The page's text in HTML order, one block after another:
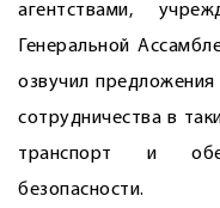
агентствами,
Генеральной
озвучил
сотрудничества в
транспорт и
безопасности.